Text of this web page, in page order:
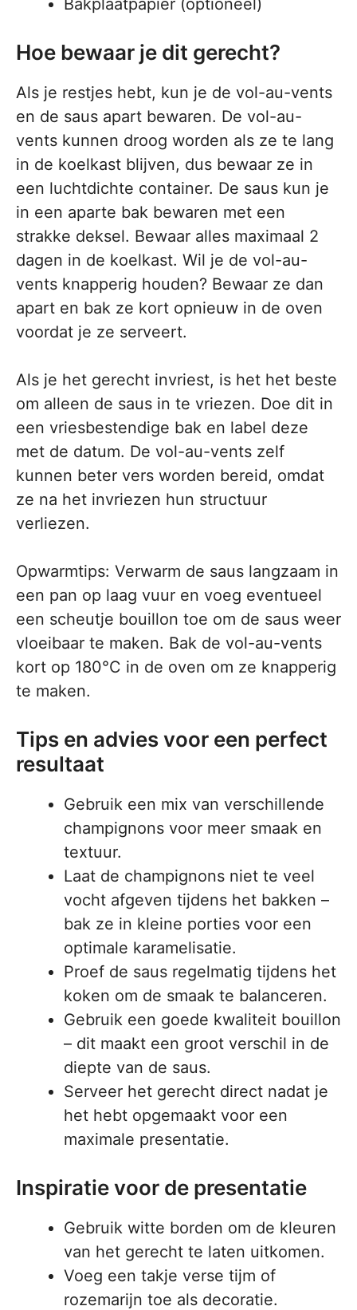
Bakplaatpapier (optioneel)
Hoe bewaar je dit gerecht?
Als je restjes hebt, kun je de vol-au-vents
en de saus apart bewaren. De vol-au-
vents kunnen droog worden als ze te lang
in de koelkast blijven, dus bewaar ze in
een luchtdichte container. De saus kun je
in een aparte bak bewaren met een
strakke deksel. Bewaar alles maximaal 2
dagen in de koelkast. Wil je de vol-au-
vents knapperig houden? Bewaar ze dan
apart en bak ze kort opnieuw in de oven
voordat je ze serveert.
Als je het gerecht invriest, is het het beste
om alleen de saus in te vriezen. Doe dit in
een vriesbestendige bak en label deze
met de datum. De vol-au-vents zelf
kunnen beter vers worden bereid, omdat
ze na het invriezen hun structuur
verliezen.
Opwarmtips: Verwarm de saus langzaam in
een pan op laag vuur en voeg eventueel
een scheutje bouillon toe om de saus weer
vloeibaar te maken. Bak de vol-au-vents
kort op 180°C in de oven om ze knapperig
te maken.
Tips en advies voor een perfect
resultaat
Gebruik een mix van verschillende
champignons voor meer smaak en
textuur.
Laat de champignons niet te veel
vocht afgeven tijdens het bakken –
bak ze in kleine porties voor een
optimale karamelisatie.
Proef de saus regelmatig tijdens het
koken om de smaak te balanceren.
Gebruik een goede kwaliteit bouillon
– dit maakt een groot verschil in de
diepte van de saus.
Serveer het gerecht direct nadat je
het hebt opgemaakt voor een
maximale presentatie.
Inspiratie voor de presentatie
Gebruik witte borden om de kleuren
van het gerecht te laten uitkomen.
Voeg een takje verse tijm of
rozemarijn toe als decoratie.